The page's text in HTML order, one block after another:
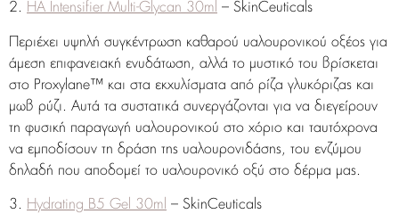
2. HA Intensifier Multi-Glycan 30ml – SkinCeuticals
Περιέχει υψηλή συγκέντρωση καθαρού υαλουρονικού οξέος για
άμεση επιφανειακή ενυδάτωση, αλλά το μυστικό του βρίσκεται
στο Proxylane™ και στα εκχυλίσματα από ρίζα γλυκόριζας και
μωβ ρύζι. Αυτά τα συστατικά συνεργάζονται για να διεγείρουν
τη φυσική παραγωγή υαλουρονικού στο χόριο και ταυτόχρονα
να εμποδίσουν τη δράση της υαλουρονιδάσης, του ενζύμου
δηλαδή που αποδομεί το υαλουρονικό οξύ στο δέρμα μας.
3. Hydrating B5 Gel 30ml – SkinCeuticals